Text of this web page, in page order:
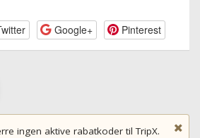
Google+ Pinterest
ingen aktive rabatkoder til TripX.